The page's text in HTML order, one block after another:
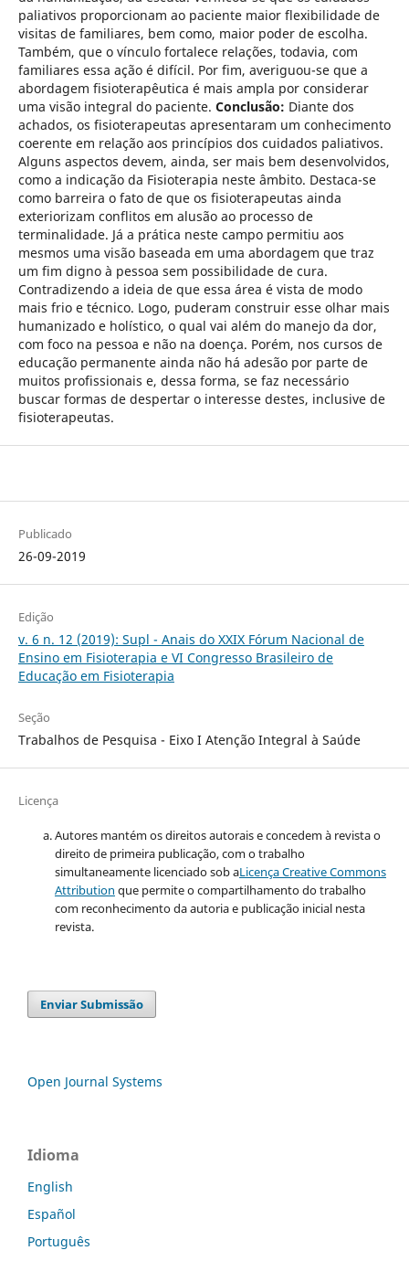
paliativos proporcionam ao paciente maior flexibilidade de
visitas de familiares, bem como, maior poder de escolha.
Também, que o vínculo fortalece relações, todavia, com
familiares essa ação é difícil. Por fim, averiguou-se que a
abordagem fisioterapêutica é mais ampla por considerar
uma visão integral do paciente. Conclusão: Diante dos
achados, os fisioterapeutas apresentaram um conhecimento
coerente em relação aos princípios dos cuidados paliativos.
Alguns aspectos devem, ainda, ser mais bem desenvolvidos,
como a indicação da Fisioterapia neste âmbito. Destaca-se
como barreira o fato de que os fisioterapeutas ainda
exteriorizam conflitos em alusão ao processo de
terminalidade. Já a prática neste campo permitiu aos
mesmos uma visão baseada em uma abordagem que traz
um fim digno à pessoa sem possibilidade de cura.
Contradizendo a ideia de que essa área é vista de modo
mais frio e técnico. Logo, puderam construir esse olhar mais
humanizado e holístico, o qual vai além do manejo da dor,
com foco na pessoa e não na doença. Porém, nos cursos de
educação permanente ainda não há adesão por parte de
muitos profissionais e, dessa forma, se faz necessário
buscar formas de despertar o interesse destes, inclusive de
fisioterapeutas.
Publicado
26-09-2019
Edição
v. 6 n. 12 (2019): Supl - Anais do XXIX Fórum Nacional de
Ensino em Fisioterapia e VI Congresso Brasileiro de
Educação em Fisioterapia
Seção
Trabalhos de Pesquisa - Eixo I Atenção Integral à Saúde
Licença
Autores mantém os direitos autorais e concedem à revista o
direito de primeira publicação, com o trabalho
simultaneamente licenciado sob aLicença Creative Commons
Attribution que permite o compartilhamento do trabalho
com reconhecimento da autoria e publicação inicial nesta
revista.
Enviar Submissão
Open Journal Systems
Idioma
English
Español
Português